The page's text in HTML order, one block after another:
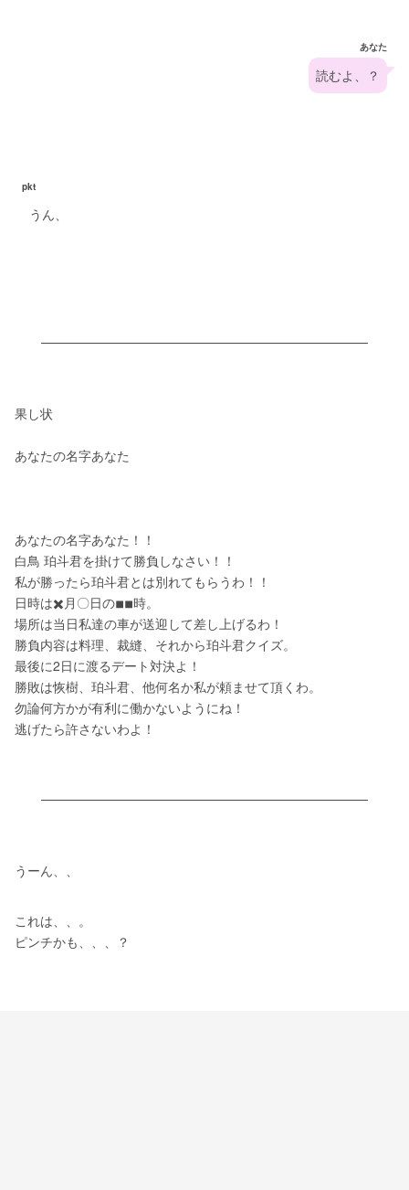
あなた
読むよ、？
pkt
うん、
果し状
あなたの名字あなた
あなたの名字あなた！！
白鳥 珀斗君を掛けて勝負しなさい！！
私が勝ったら珀斗君とは別れてもらうわ！！
日時は✖️月〇日の◾︎◾︎時。
場所は当日私達の車が送迎して差し上げるわ！
勝負内容は料理、裁縫、それから珀斗君クイズ。
最後に2日に渡るデート対決よ！
勝敗は恢樹、珀斗君、他何名か私が頼ませて頂くわ。
勿論何方かが有利に働かないようにね！
逃げたら許さないわよ！
うーん、、
これは、、。
ピンチかも、、、？